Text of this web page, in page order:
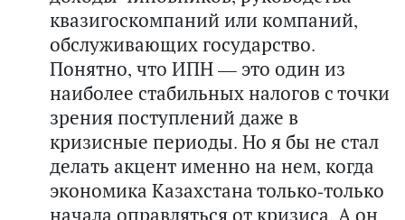
квазигоскомпаний или компаний,
обслуживающих государство.
Понятно, что ИПН — это один из
наиболее стабильных налогов с точки
зрения поступлений даже в
кризисные периоды. Но я бы не стал
делать акцент именно на нем, когда
экономика Казахстана только-только
начала оправляться от кризиса. А он